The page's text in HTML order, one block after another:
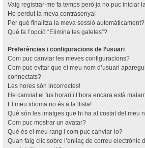
Vaig registrar-me fa temps però ja no puc iniciar
He perdut la meva contrasenya!
Per què finalitza la meva sessió automàticament?
Què fa l’opció “Elimina les galetes”?
Preferències i configuracions de l’usuari
Com puc canviar les meves configuracions?
Com puc evitar que el meu nom d’usuari
connectats?
Les hores són incorrectes!
He canviat el fus horari i l’hora encara està
El meu idioma no és a la llista!
Què són les imatges que hi ha al costat del meu
Com puc mostrar un avatar?
Què és el meu rang i com puc canviar-lo?
Quan faig clic sobre l’enllaç de correu electrònic